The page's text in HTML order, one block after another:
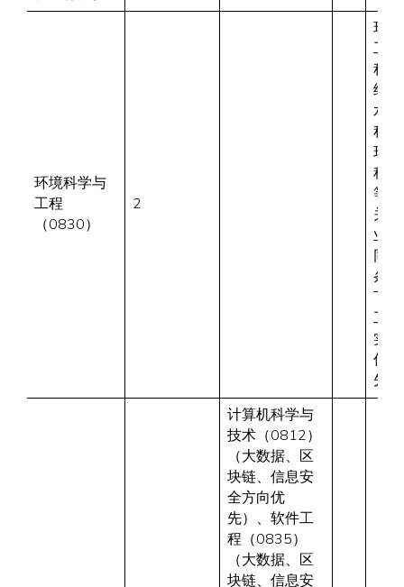
环境科学与
工程
（0830）
2
环境
工
程、
给排
水工
程、
环境
科学
等相
关专
业，
同等
条件
下有
工程
实践
优
先。
计算机科学与
技术（0812）
（大数据、区
块链、信息安
全方向优
先）、软件工
程（0835）
（大数据、区
块链、信息安